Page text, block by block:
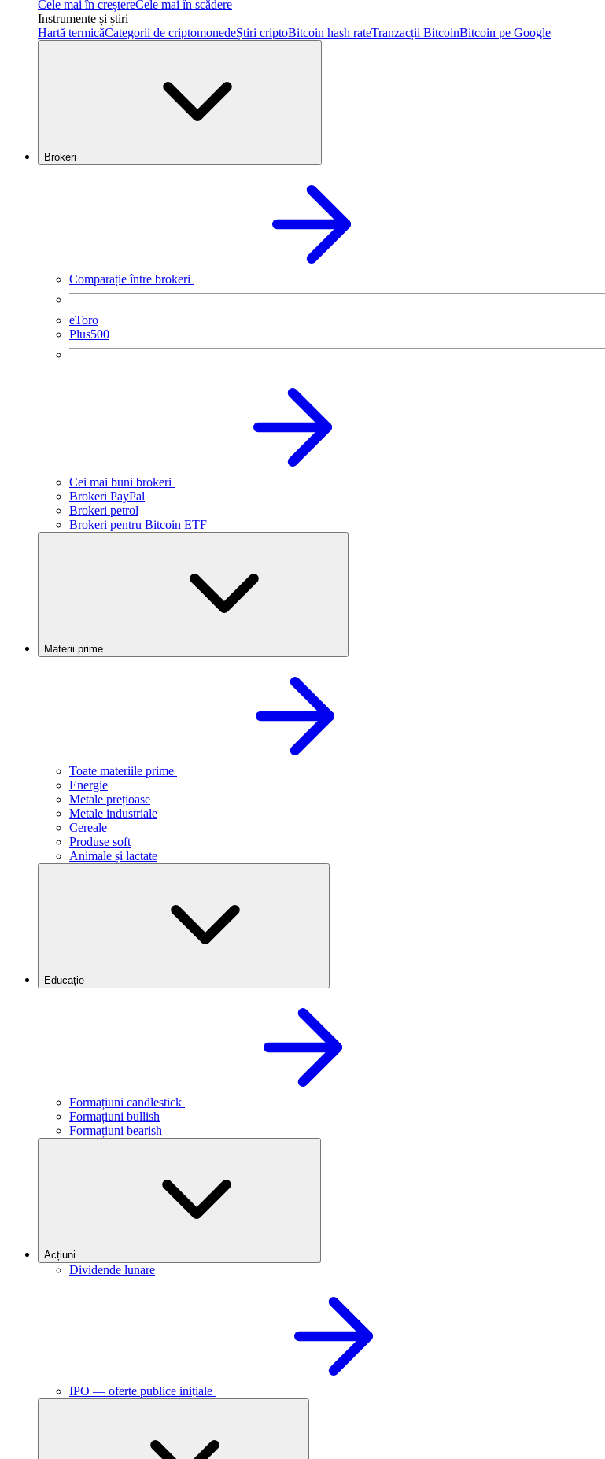
Cele mai în creștereCele mai în scădere
Instrumente și știri
Hartă termicăCategorii de criptomonedeȘtiri criptoBitcoin hash rateTranzacții BitcoinBitcoin pe Google
Brokeri
Comparație între brokeri
eToro
Plus500
Cei mai buni brokeri
Brokeri PayPal
Brokeri petrol
Brokeri pentru Bitcoin ETF
Materii prime
Toate materiile prime
Energie
Metale prețioase
Metale industriale
Cereale
Produse soft
Animale și lactate
Educație
Formațiuni candlestick
Formațiuni bullish
Formațiuni bearish
Acțiuni
Dividende lunare
IPO — oferte publice inițiale